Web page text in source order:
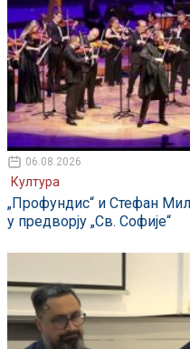
06.08.2026
Култура
„Профундис“ и Стефан
у предворју „Св. Софије“